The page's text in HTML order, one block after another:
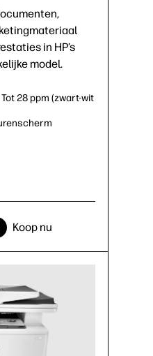
in HP’s
model.
28 ppm (zwart-wit
Koop nu